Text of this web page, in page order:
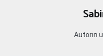
Autorin